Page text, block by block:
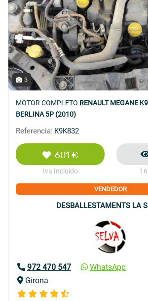
3
MOTOR COMPLETO RENAULT MEGANE
BERLINA 5P (2010)
Referencia: K9K832
601 €
Iva Incluido
VENDEDOR
DESBALLESTAMENTS LA
972 470 547
WhatsApp
Girona